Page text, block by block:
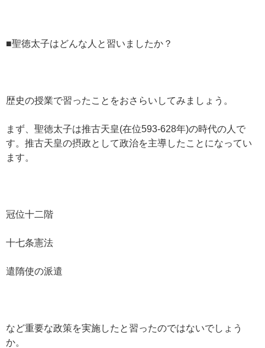
■聖徳太子はどんな人と習いましたか？
歴史の授業で習ったことをおさらいしてみましょう。
まず、聖徳太子は推古天皇(在位593-628年)の時代の人で
す。推古天皇の摂政として政治を主導したことになってい
ます。
冠位十二階
十七条憲法
遣隋使の派遣
など重要な政策を実施したと習ったのではないでしょう
か。